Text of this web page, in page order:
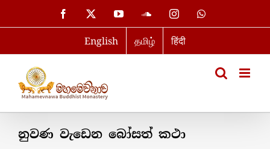
to
Facebook YouTubeSoundCloud
InstagramWhatsApp
English தமிழ் हिंदी
නුවණ වැඩෙන බෝසත් කථා